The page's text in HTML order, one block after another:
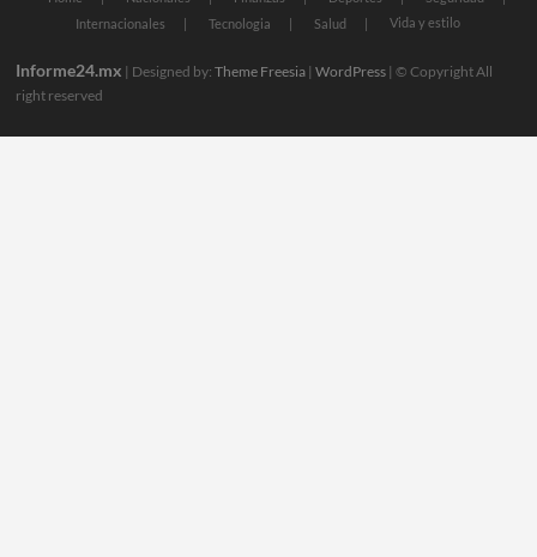
Internacionales
Tecnologia Salud Vida y estilo
Informe24.mx | Designed by:Theme Freesia |WordPress | © Copyright All
right reserved